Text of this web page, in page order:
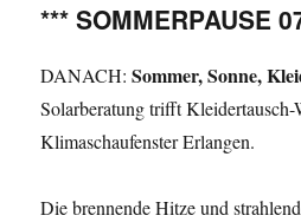
*** SOMMERPAUSE
DANACH:Sommer, Sonne,
Solarberatung trifft Kleidertausch-
Klimaschaufenster Erlangen.
Die brennende Hitze und